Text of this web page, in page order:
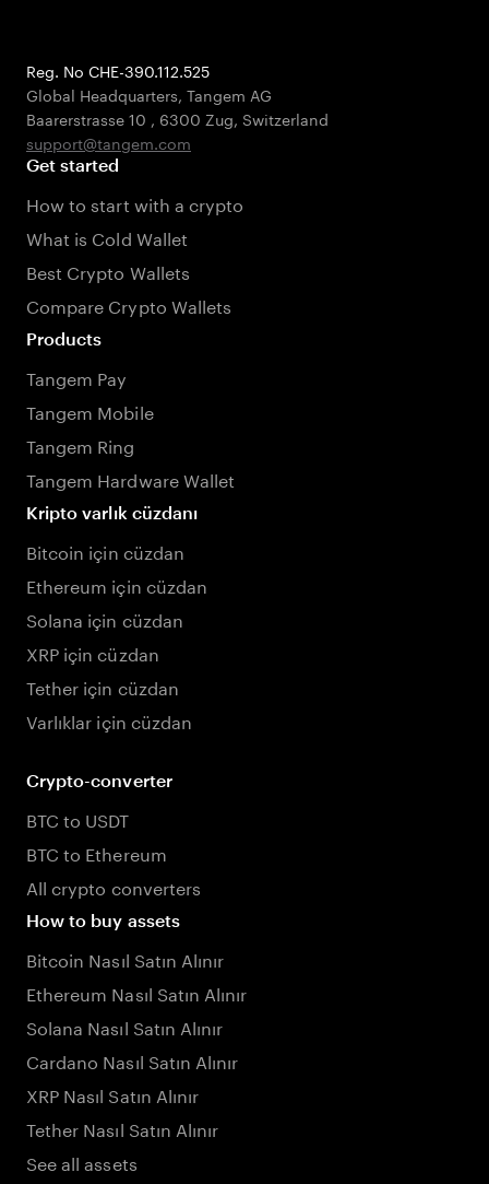
Reg. No CHE-390.112.525
Global Headquarters, Tangem AG
Baarerstrasse 10 , 6300 Zug, Switzerland
support@tangem.com
Get started
How to start with a crypto
What is Cold Wallet
Best Crypto Wallets
Compare Crypto Wallets
Products
Tangem Pay
Tangem Mobile
Tangem Ring
Tangem Hardware Wallet
Kripto varlık cüzdanı
Bitcoin için cüzdan
Ethereum için cüzdan
Solana için cüzdan
XRP için cüzdan
Tether için cüzdan
Varlıklar için cüzdan
Crypto-converter
BTC to USDT
BTC to Ethereum
All crypto converters
How to buy assets
Bitcoin Nasıl Satın Alınır
Ethereum Nasıl Satın Alınır
Solana Nasıl Satın Alınır
Cardano Nasıl Satın Alınır
XRP Nasıl Satın Alınır
Tether Nasıl Satın Alınır
See all assets